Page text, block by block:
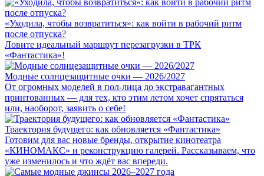
«Уходила, чтобы возвратиться»: как войти в рабочий ритм
после отпуска?
Ловите идеальный маршрут перезагрузки в ТРК
«Фантастика»!
Модные солнцезащитные очки — 2026/2027
От огромных моделей в пол-лица до экстравагантных
принтованных — для тех, кто этим летом хочет спрятаться
или, наоборот, заявить о себе!
Траектория будущего: как обновляется «Фантастика»
Готовим для вас новые бренды, открытие кинотеатра
«КИНОМАКС» и реконструкцию галерей. Рассказываем, что
уже изменилось и что ждёт вас впереди.